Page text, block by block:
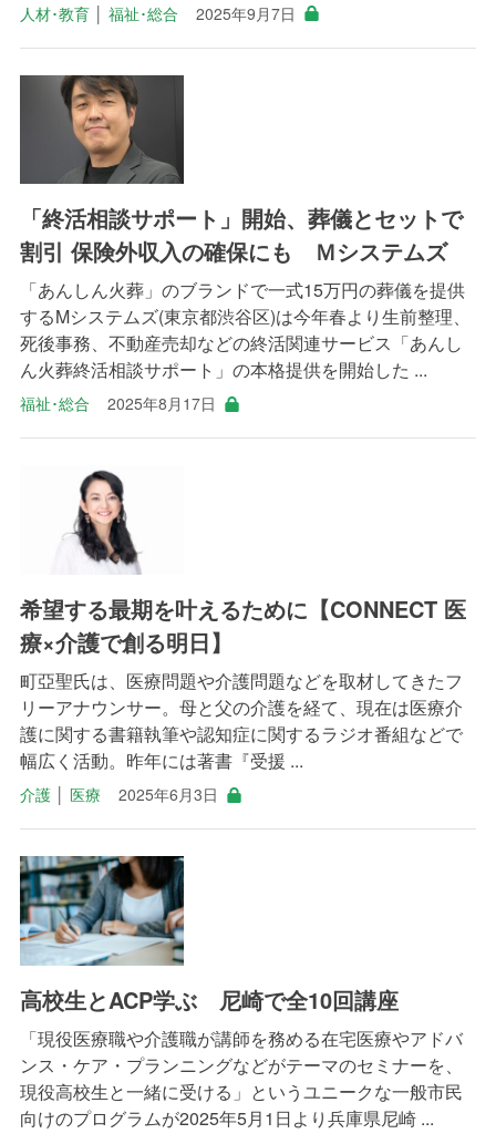
人材･教育│ 福祉･総合 2025年9月7日
「終活相談サポート」開始、葬儀とセットで
割引 保険外収入の確保にも Ｍシステムズ
「あんしん火葬」のブランドで一式15万円の葬儀を提供
するMシステムズ(東京都渋谷区)は今年春より生前整理、
死後事務、不動産売却などの終活関連サービス「あんし
ん火葬終活相談サポート」の本格提供を開始した ...
福祉･総合 2025年8月17日
希望する最期を叶えるために【CONNECT 医
療×介護で創る明日】
町亞聖氏は、医療問題や介護問題などを取材してきたフ
リーアナウンサー。母と父の介護を経て、現在は医療介
護に関する書籍執筆や認知症に関するラジオ番組などで
幅広く活動。昨年には著書『受援 ...
介護│ 医療 2025年6月3日
高校生とACP学ぶ 尼崎で全10回講座
「現役医療職や介護職が講師を務める在宅医療やアドバ
ンス・ケア・プランニングなどがテーマのセミナーを、
現役高校生と一緒に受ける」というユニークな一般市民
向けのプログラムが2025年5月1日より兵庫県尼崎 ...